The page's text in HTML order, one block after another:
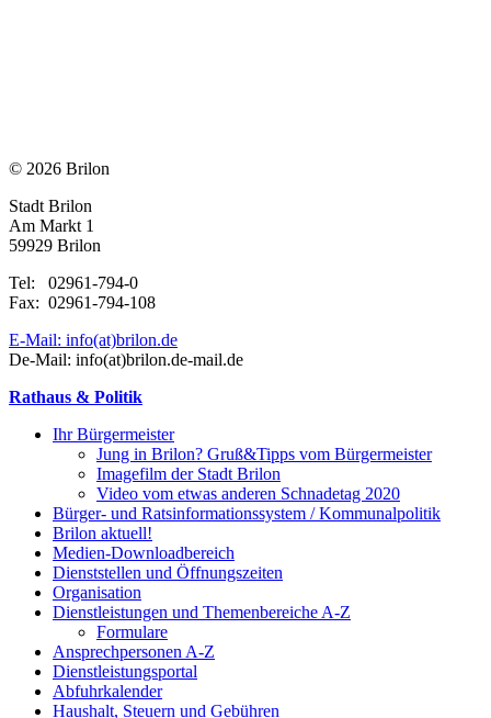
© 2026 Brilon
Stadt Brilon
Am Markt 1
59929 Brilon
Tel: 02961-794-0
Fax: 02961-794-108
E-Mail: info(at)brilon.de
De-Mail: info(at)brilon.de-mail.de
Rathaus & Politik
Ihr Bürgermeister
Jung in Brilon? Gruß&Tipps vom Bürgermeister
Imagefilm der Stadt Brilon
Video vom etwas anderen Schnadetag 2020
Bürger- und Ratsinformationssystem / Kommunalpolitik
Brilon aktuell!
Medien-Downloadbereich
Dienststellen und Öffnungszeiten
Organisation
Dienstleistungen und Themenbereiche A-Z
Formulare
Ansprechpersonen A-Z
Dienstleistungsportal
Abfuhrkalender
Haushalt, Steuern und Gebühren